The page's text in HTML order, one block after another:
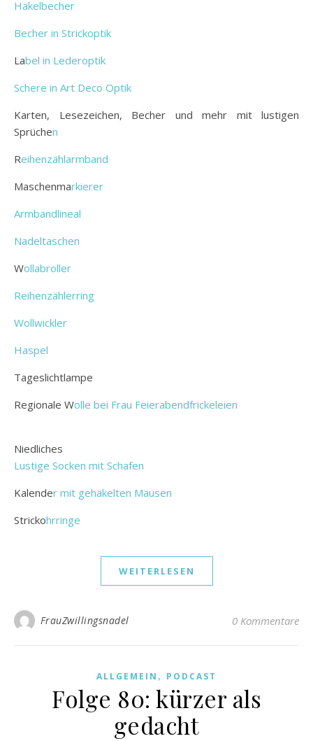
Häkelbecher
Becher in Strickoptik
Label in Lederoptik
Schere in Art Deco Optik
Karten, Lesezeichen, Becher und mehr mit lustigen
Sprüchen
Reihenzählarmband
Maschenmarkierer
Armbandlineal
Nadeltaschen
Wollabroller
Reihenzählerring
Wollwickler
Haspel
Tageslichtlampe
Regionale Wolle bei Frau Feierabendfrickeleien
Niedliches
Lustige Socken mit Schafen
Kalender mit gehäkelten Mäusen
Strickohrringe
WEITERLESEN
FrauZwillingsnadel 0 Kommentare
ALLGEMEIN , PODCAST
Folge 80: kürzer als
gedacht